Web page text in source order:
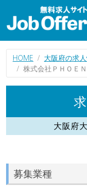
HOME 大阪府の求
株式会社ＰＨＯＥ
大阪府
募集業種